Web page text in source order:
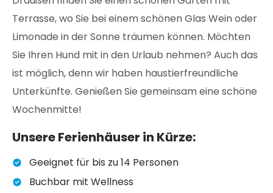
Terrasse, wo Sie bei einem schönen Glas Wein oder
Limonade in der Sonne träumen können. Möchten
Sie Ihren Hund mit in den Urlaub nehmen? Auch das
ist möglich, denn wir haben haustierfreundliche
Unterkünfte. Genießen Sie gemeinsam eine schöne
Wochenmitte!
Unsere Ferienhäuser in Kürze:
Geeignet für bis zu 14 Personen
Buchbar mit Wellness